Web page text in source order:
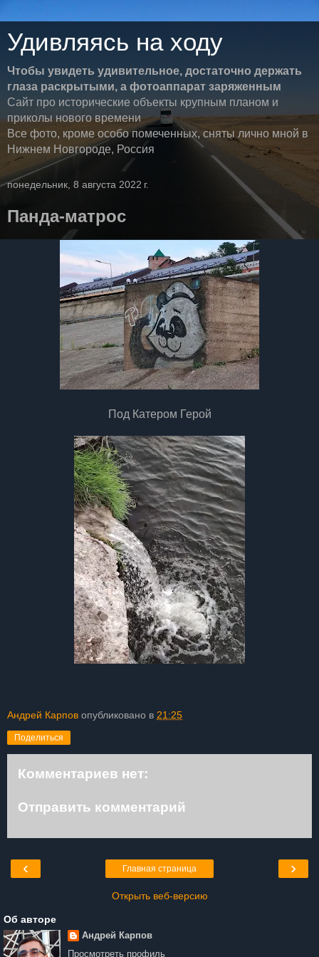
Удивляясь на ходу
Чтобы увидеть удивительное, достаточно держать
глаза раскрытыми, а фотоаппарат заряженным
Сайт про исторические объекты крупным планом и
приколы нового времени
Все фото, кроме особо помеченных, сняты лично мной в
Нижнем Новгороде, Россия
понедельник, 8 августа 2022 г.
Панда-матрос
Под Катером Герой
Андрей Карпов опубликовано в 21:25
Поделиться
Комментариев нет:
Отправить комментарий
‹ ›
Главная страница
Открыть веб-версию
Об авторе
Андрей Карпов
Просмотреть профиль